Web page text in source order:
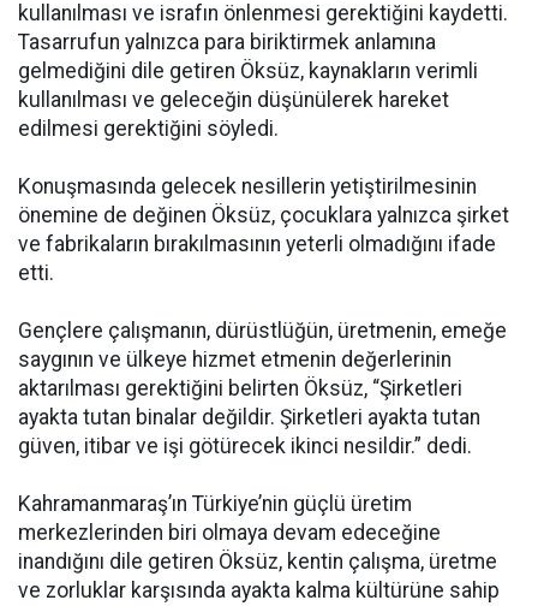
kullanılması ve israfın önlenmesi gerektiğini kaydetti.
Tasarrufun yalnızca para biriktirmek anlamına
gelmediğini dile getiren Öksüz, kaynakların verimli
kullanılması ve geleceğin düşünülerek hareket
edilmesi gerektiğini söyledi.
Konuşmasında gelecek nesillerin yetiştirilmesinin
önemine de değinen Öksüz, çocuklara yalnızca şirket
ve fabrikaların bırakılmasının yeterli olmadığını ifade
etti.
Gençlere çalışmanın, dürüstlüğün, üretmenin, emeğe
saygının ve ülkeye hizmet etmenin değerlerinin
aktarılması gerektiğini belirten Öksüz, “Şirketleri
ayakta tutan binalar değildir. Şirketleri ayakta tutan
güven, itibar ve işi götürecek ikinci nesildir.” dedi.
Kahramanmaraş’ın Türkiye’nin güçlü üretim
merkezlerinden biri olmaya devam edeceğine
inandığını dile getiren Öksüz, kentin çalışma, üretme
ve zorluklar karşısında ayakta kalma kültürüne sahip